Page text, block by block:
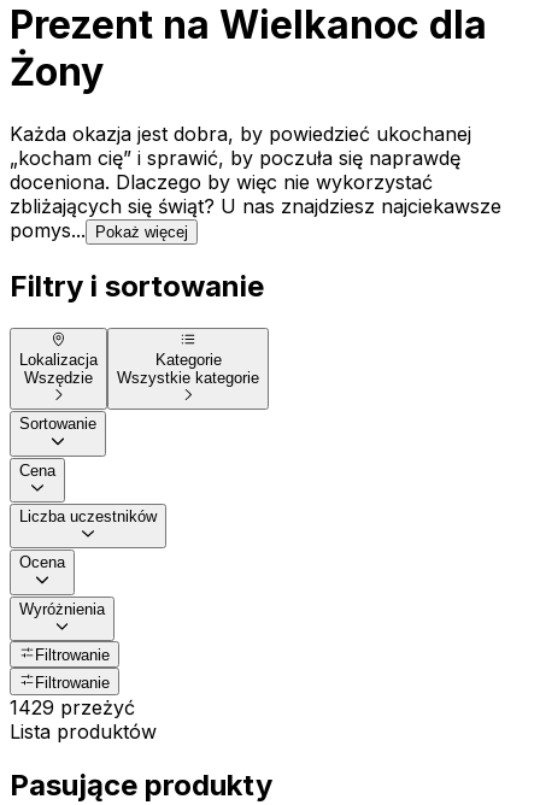
Prezent na Wielkanoc dla
Żony
Każda okazja jest dobra, by powiedzieć ukochanej
„kocham cię” i sprawić, by poczuła się naprawdę
doceniona. Dlaczego by więc nie wykorzystać
zbliżających się świąt? U nas znajdziesz najciekawsze
pomys...
Pokaż więcej
Filtry i sortowanie
Lokalizacja
Wszędzie
Kategorie
Wszystkie kategorie
Sortowanie
Cena
Liczba uczestników
Ocena
Wyróżnienia
Filtrowanie
Filtrowanie
1429 przeżyć
Lista produktów
Pasujące produkty